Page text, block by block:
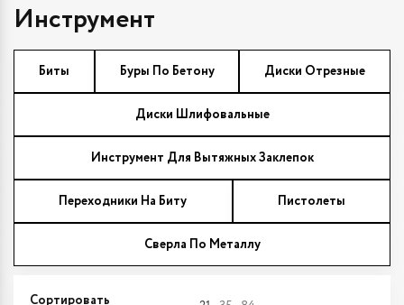
Инструмент
Биты Буры По Бетону Диски Отрезные
Диски Шлифовальные
Инструмент Для Вытяжных Заклепок
Переходники На Биту Пистолеты
Сверла По Металлу
Сортировать